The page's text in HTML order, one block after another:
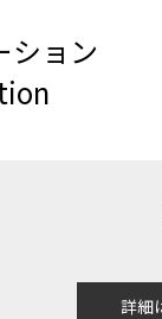
ション
詳細